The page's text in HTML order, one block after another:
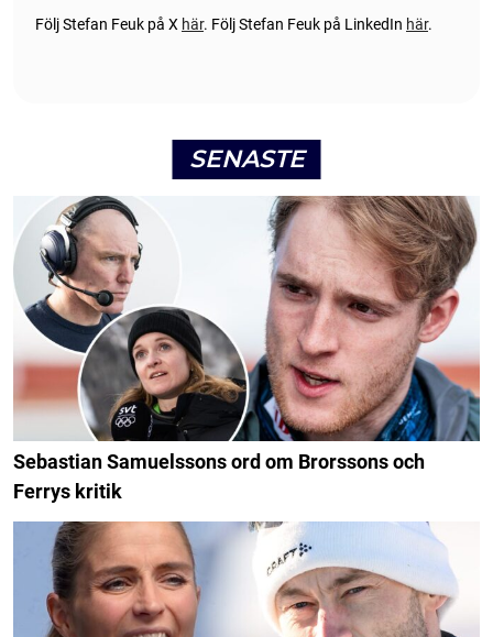
Följ Stefan Feuk på X här. Följ Stefan Feuk på LinkedIn här.
SENASTE
Sebastian Samuelssons ord om Brorssons och
Ferrys kritik